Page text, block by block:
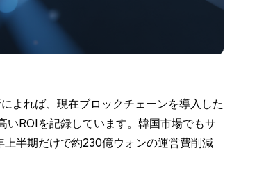
よれば、現在ブロックチェーンを導入した
ROIを記録しています。韓国市場でもサ
半期だけで約230億ウォンの運営費削減